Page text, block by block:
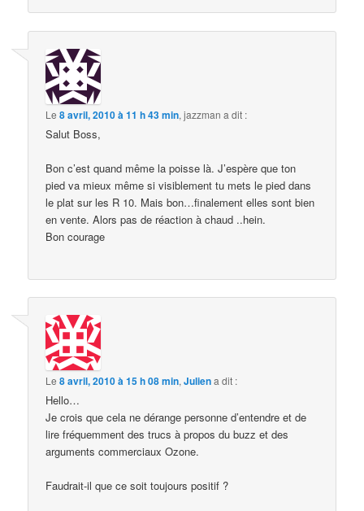
Le8 avril, 2010 à 11 h 43 min,jazzman a dit :
Salut Boss,
Bon c’est quand même la poisse là. J’espère que ton
pied va mieux même si visiblement tu mets le pied dans
le plat sur les R 10. Mais bon…finalement elles sont bien
en vente. Alors pas de réaction à chaud ..hein.
Bon courage
Le8 avril, 2010 à 15 h 08 min,Juliena dit :
Hello…
Je crois que cela ne dérange personne d’entendre et de
lire fréquemment des trucs à propos du buzz et des
arguments commerciaux Ozone.
Faudrait-il que ce soit toujours positif ?